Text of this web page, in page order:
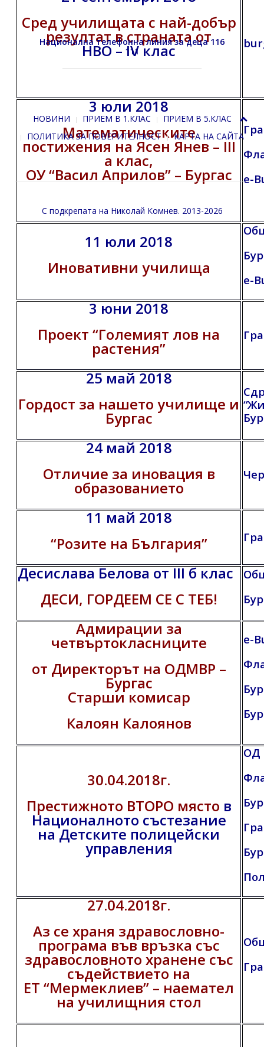
Сред училищата с най-добър
резултат в страната от
НВО – IV клас
3 юли 2018
Математическите
постижения на Ясен Янев – III
а клас,
ОУ “Васил Априлов” – Бургас
e-
11 юли 2018
Иновативни училища
e-
3 юни 2018
Проект “Големият лов на
растения”
25 май 2018
Гордост за нашето училище и
Бургас
24 май 2018
Отличие за иновация в
образованието
11 май 2018
“Розите на България”
Десислава Белова от III б клас
ДЕСИ, ГОРДЕЕМ СЕ С ТЕБ!
Адмирации за
четвъртокласниците
от Директорът на ОДМВР –
Бургас
Старши комисар
Калоян Калоянов
e-
30.04.2018г.
Престижното ВТОРО място в
Националното състезание
наДетските полицейски
управления
ОД
27.04.2018г.
Аз се храня здравословно-
програма във връзка със
здравословното хранене със
съдействието на
ЕТ “Мермеклиев” – наемател
на училищния стол
Национална телефонна линия за деца 116
111
НОВИНИ ПРИЕМ В 1.КЛАС
ПРИЕМ В 5.КЛАС
ПОЛИТИКА ЗА ПОВЕРИТЕЛНОСТ
КАРТА НА САЙТА
С подкрепата на Николай Комнев. 2013-2026